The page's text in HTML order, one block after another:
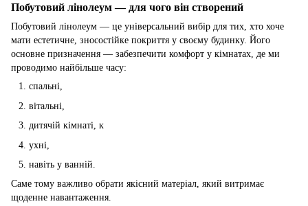
Побутовий лінолеум — для чого він створений
Побутовий лінолеум — це універсальний вибір для тих, хто хоче
мати естетичне, зносостійке покриття у своєму будинку. Його
основне призначення — забезпечити комфорт у кімнатах, де ми
проводимо найбільше часу:
спальні,
вітальні,
дитячій кімнаті, к
ухні,
навіть у ванній.
Саме тому важливо обрати якісний матеріал, який витримає
щоденне навантаження.